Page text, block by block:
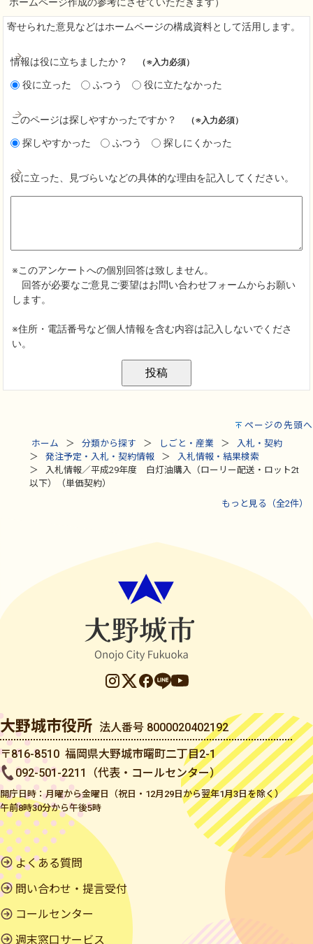
ページの先頭へ
ホーム
分類から探す しごと・産業
入札・契約
発注予定・入札・契約情報
入札情報・結果検索
入札情報／平成29年度 白灯油購入（ローリー配送・ロット2t
以下）（単価契約）
もっと見る（全2件）
大野城市役所 法人番号 8000020402192
〒816-8510 福岡県大野城市曙町二丁目2-1
092-501-2211（代表・コールセンター）
開庁日時：月曜から金曜日（祝日・12月29日から翌年1月3日を除く）
午前8時30分から午後5時
よくある質問
問い合わせ・提言受付
コールセンター
週末窓口サービス